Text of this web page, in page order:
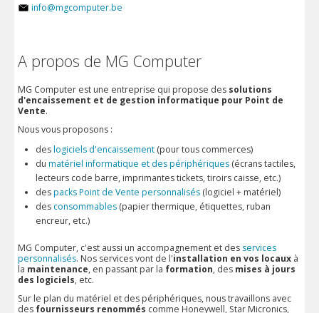
info@mgcomputer.be
A propos de MG Computer
MG Computer est une entreprise qui propose des solutions
d'encaissement et de gestion informatique pour Point de
Vente.
Nous vous proposons :
deslogiciels d'encaissement (pour tous commerces)
du matériel informatique et des périphériques (écrans tactiles,
lecteurs code barre, imprimantes tickets, tiroirs caisse, etc.)
despacks Point de Vente personnalisés (logiciel + matériel)
des consommables (papier thermique, étiquettes, ruban
encreur, etc.)
MG Computer, c'est aussi un accompagnement et des services
personnalisés. Nos services vont de l'installation en vos locaux à
la maintenance, en passant par la formation, des mises à jours
des logiciels, etc.
Sur le plan du matériel et des périphériques, nous travaillons avec
des fournisseurs renommés comme Honeywell, Star Micronics,